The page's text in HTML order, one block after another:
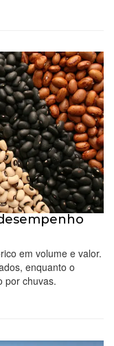
em volume e valor.
enquanto o
por chuvas.